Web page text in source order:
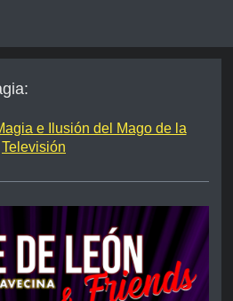
e Ilusión del Mago de la
Televisión